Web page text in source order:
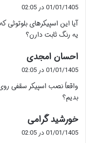
ت
:
01/01/1405 در 02:05
آیا این اسپیکرهای
یه رنگ ثابت دارن؟
احسان امجدی
ف
:
01/01/1405 در 02:05
واقعاً نصب اسپیکر سقفی
بدیم؟
خورشید گرامی
ف
01/01/1405 در 02:05